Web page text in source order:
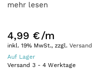
mehr lesen
4,99 €/m
inkl. 19% MwSt., zzgl. Versand
Auf Lager
Versand 3 - 4 Werktage